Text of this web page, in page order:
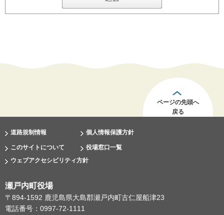
ページの先頭へ
戻る
道路規制情報 個人情報保護方針
このサイトについて
役場窓口一覧
ウェブアクセシビリティ方針
瀬戸内町役場
〒894-1592 鹿児島県大島郡瀬戸内町古仁屋船津23
電話番号：0997-72-1111